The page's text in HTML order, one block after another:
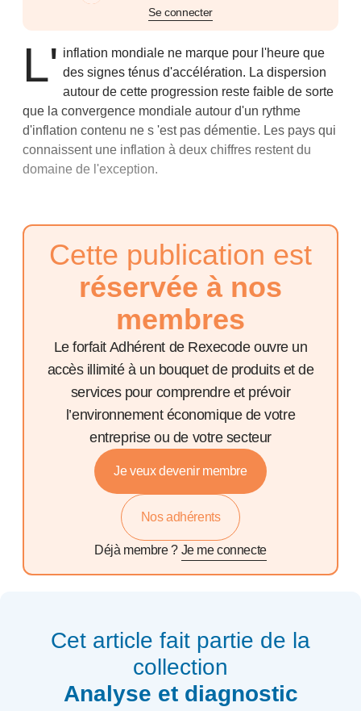
Se connecter
L' inflation mondiale ne marque pour l'heure que
des signes ténus d'accélération. La dispersion
autour de cette progression reste faible de sorte
que la convergence mondiale autour d'un rythme
d'inflation contenu ne s 'est pas démentie. Les pays qui
connaissent une inflation à deux chiffres restent du
domaine de l'exception.
Cette publication est
réservée à nos
membres
Le forfait Adhérent de Rexecode ouvre un
accès illimité à un bouquet de produits et de
services pour comprendre et prévoir
l’environnement économique de votre
entreprise ou de votre secteur
Je veux devenir membre
Nos adhérents
Déjà membre ? Je me connecte
Cet article fait partie de la
collection
Analyse et diagnostic